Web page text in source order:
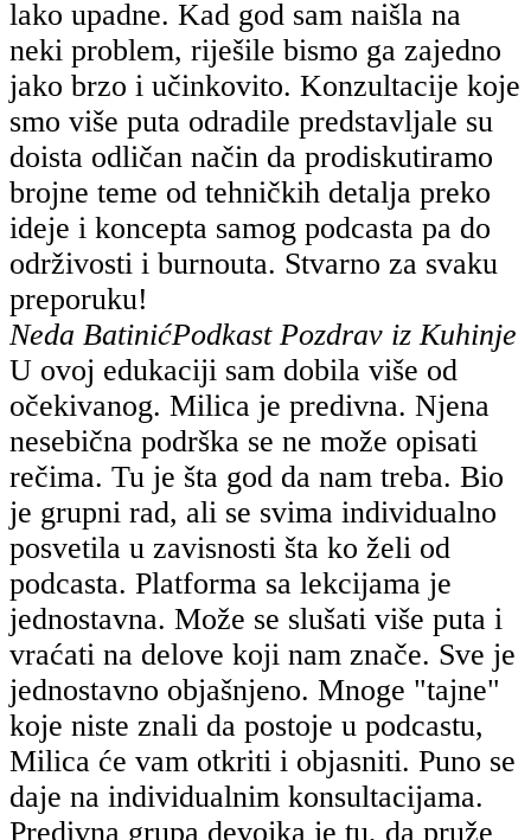
lako upadne. Kad god sam naišla na
neki problem, riješile bismo ga zajedno
jako brzo i učinkovito. Konzultacije koje
smo više puta odradile predstavljale su
doista odličan način da prodiskutiramo
brojne teme od tehničkih detalja preko
ideje i koncepta samog podcasta pa do
održivosti i burnouta. Stvarno za svaku
preporuku!
Neda BatinićPodkast Pozdrav iz Kuhinje
U ovoj edukaciji sam dobila više od
očekivanog. Milica je predivna. Njena
nesebična podrška se ne može opisati
rečima. Tu je šta god da nam treba. Bio
je grupni rad, ali se svima individualno
posvetila u zavisnosti šta ko želi od
podcasta. Platforma sa lekcijama je
jednostavna. Može se slušati više puta i
vraćati na delove koji nam znače. Sve je
jednostavno objašnjeno. Mnoge "tajne"
koje niste znali da postoje u podcastu,
Milica će vam otkriti i objasniti. Puno se
daje na individualnim konsultacijama.
Predivna grupa devojka je tu, da pruže